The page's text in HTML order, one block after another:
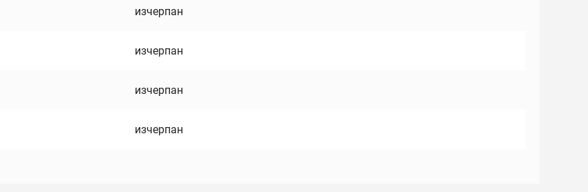
изчерпан
изчерпан
изчерпан
изчерпан